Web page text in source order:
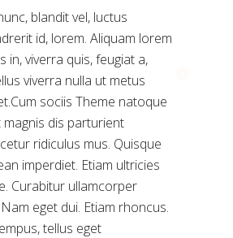
blandit vel, luctus
id, lorem. Aliquam lorem
in, viverra quis, feugiat a,
viverra nulla ut metus
sociis Theme natoque
dis parturient
ridiculus mus. Quisque
imperdiet. Etiam ultricies
Curabitur ullamcorper
eget dui. Etiam rhoncus.
tellus eget